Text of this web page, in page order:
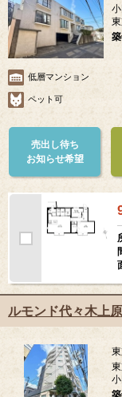
低層マンション
ペット可
売出し待ち
お知らせ希望
ルモンド代々木上原